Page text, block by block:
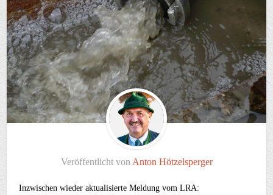
Veröffentlicht von Anton Hötzelsperger
Inzwischen wieder aktualisierte Meldung vom LRA: